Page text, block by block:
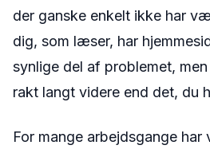
der ganske enkelt ikke har
dig, som læser, har
synlige del af problemet,
rakt langt videre end det, du
For mange arbejdsgange